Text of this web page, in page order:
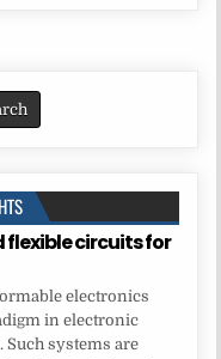
flexible circuits for
electronics
in electronic
systems are